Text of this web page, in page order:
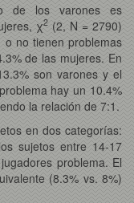
de los varones es
χ2 (2, N = 2790)
no tienen problemas
de las mujeres. En
son varones y el
hay un 10.4%
la relación de 7:1.
en dos categorías:
sujetos entre 14-17
problema. El
(8.3% vs. 8%)